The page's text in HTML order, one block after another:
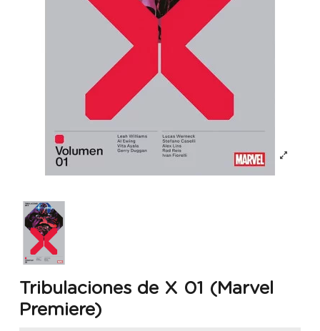
Tribulaciones de X 01 (Marvel
Premiere)